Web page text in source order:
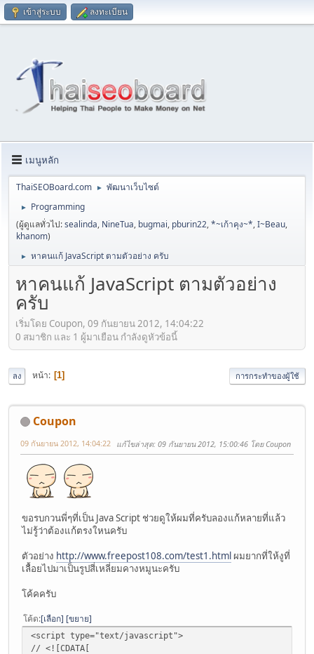
เข้าสู่ระบบ ลงทะเบียน
เมนูหลัก
ThaiSEOBoard.com ► พัฒนาเว็บไซต์
►
Programming
(ผู้ดูแลทั่วไป:sealinda, NineTua, bugmai, pburin22,*~เก้าคุง~*,I~Beau,
khanom)
► หาคนแก้ JavaScript ตามตัวอย่าง ครับ
หาคนแก้ JavaScript ตามตัวอย่าง
ครับ
เริ่มโดย Coupon, 09 กันยายน 2012, 14:04:22
0 สมาชิก และ 1 ผู้มาเยือน กำลังดูหัวข้อนี้
ลง หน้า 1 การกระทำของผู้ใช้
Coupon
09 กันยายน 2012, 14:04:22 แก้ไขล่าสุด: 09 กันยายน 2012, 15:00:46 โดย Coupon
ขอรบกวนพี่ๆที่เป็น Java Script ช่วยดูให้ผมที่ครับลองแก้หลายที่แล้ว
ไม่รู้ว่าต้องแก้ตรงใหนครับ
ตัวอย่าง http://www.freepost108.com/test1.htmlผมยากที่ให้งูที่
เลื้อยไปมาเป็นรูปสี่เหลี่ยมคางหมูนะครับ
โค้คครับ
โค้ด เลือก ขยาย
<script type="text/javascript">
// <![CDATA[